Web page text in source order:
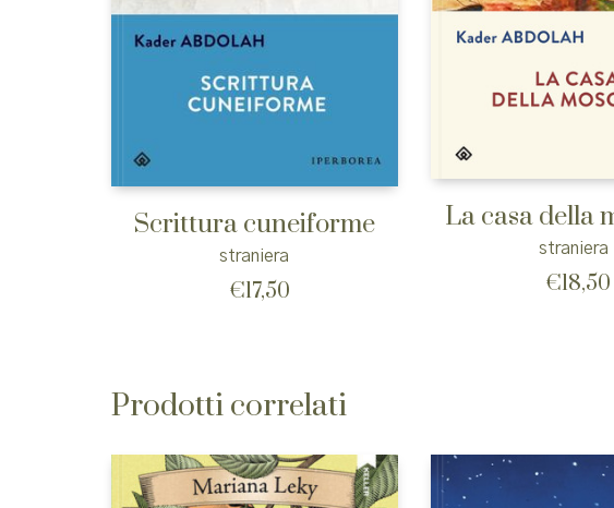
Scrittura cuneiforme
straniera
€17,50
La casa della
straniera
€18,50
Prodotti correlati